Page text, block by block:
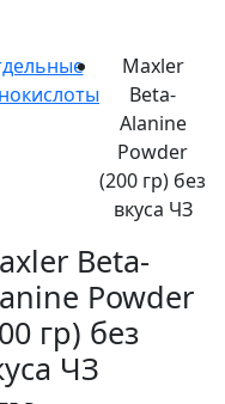
Maxler
Beta-
Alanine
Powder
(200 гр) без
вкуса ЧЗ
Beta-
Powder
гр) без
ЧЗ